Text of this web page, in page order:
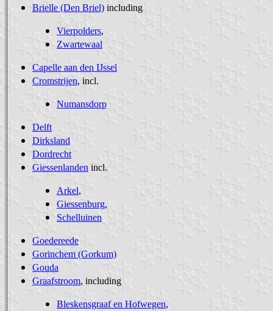
Brielle (Den Briel) including
Vierpolders,
Zwartewaal
Capelle aan den IJssel
Cromstrijen, incl.
Numansdorp
Delft
Dirksland
Dordrecht
Giessenlanden incl.
Arkel,
Giessenburg,
Schelluinen
Goedereede
Gorinchem (Gorkum)
Gouda
Graafstroom, including
Bleskensgraaf en Hofwegen,